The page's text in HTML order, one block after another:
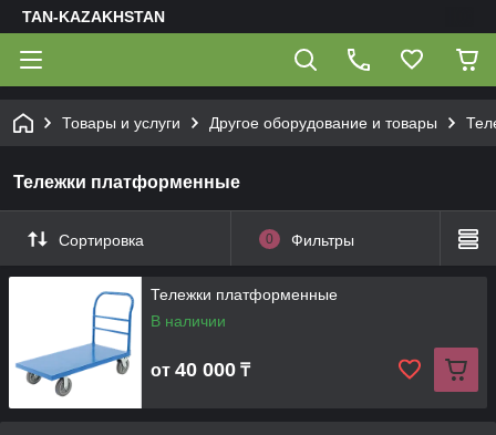
TAN-KAZAKHSTAN
Товары и услуги Другое оборудование и товары
Тележки платформенные
Сортировка 0 Фильтры
Тележки платформенные
В наличии
от 40 000 ₸